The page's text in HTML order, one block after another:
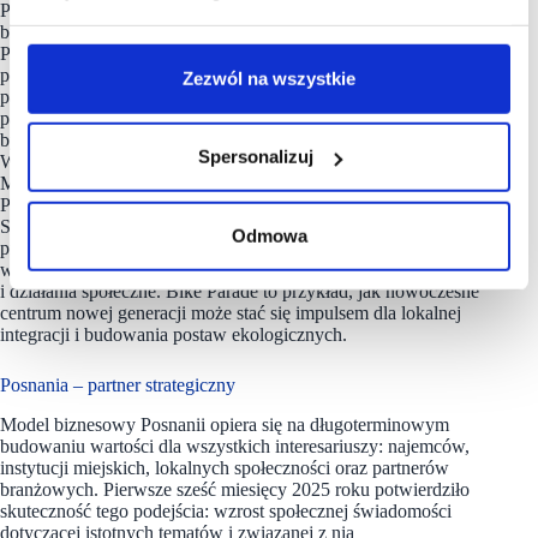
Zezwól na wszystkie
Spersonalizuj
Odmowa
Potwierdzeniem owocnej współpracy Posnanii z miastem,
biznesem i lokalną społecznością była tegoroczna edycja
Posnania Bike Parade, która okazała się rekordowa
pod względem liczby uczestników (ponad 1000) oraz liczby
partnerów (34). Już po raz ósmy mieszkańcy Poznania i okolic,
partnerzy biznesowi i przedstawiciele miasta spotkali się,
by wspierać zrównoważoną mobilność i aktywność społeczną.
Wydarzenie odbyło się pod honorowym patronatem Prezydenta
Miasta Poznania oraz zostało włączone przez Urząd Miasta
Poznania w ogólnopolską rywalizację o puchar Rowerowej
Stolicy Polski. Inicjatywa ta wpisuje się w realizowany
przez Apsys program Think Green – wieloletnią strategię
wspierającą ekologiczne nawyki, zrównoważoną mobilność
i działania społeczne. Bike Parade to przykład, jak nowoczesne
centrum nowej generacji może stać się impulsem dla lokalnej
integracji i budowania postaw ekologicznych.
Posnania – partner strategiczny
Model biznesowy Posnanii opiera się na długoterminowym
budowaniu wartości dla wszystkich interesariuszy: najemców,
instytucji miejskich, lokalnych społeczności oraz partnerów
branżowych. Pierwsze sześć miesięcy 2025 roku potwierdziło
skuteczność tego podejścia: wzrost społecznej świadomości
dotyczącej istotnych tematów i związanej z nią